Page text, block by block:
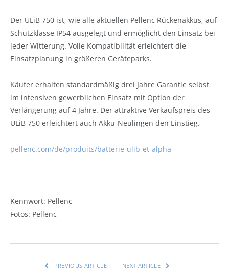
Der ULiB 750 ist, wie alle aktuellen Pellenc Rückenakkus, auf
Schutzklasse IP54 ausgelegt und ermöglicht den Einsatz bei
jeder Witterung. Volle Kompatibilität erleichtert die
Einsatzplanung in größeren Geräteparks.
Käufer erhalten standardmäßig drei Jahre Garantie selbst
im intensiven gewerblichen Einsatz mit Option der
Verlängerung auf 4 Jahre. Der attraktive Verkaufspreis des
ULiB 750 erleichtert auch Akku-Neulingen den Einstieg.
pellenc.com/de/produits/batterie-ulib-et-alpha
Kennwort: Pellenc
Fotos: Pellenc
PREVIOUS ARTICLE NEXT ARTICLE